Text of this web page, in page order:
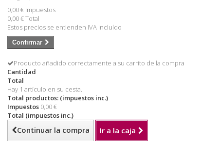
0,00 € Impuestos
0,00 €Total
Estos precios se entienden IVA incluído
Confirmar
Producto añadido correctamente a su carrito de la compra
Cantidad
Total
Hay 1 artículo en su cesta.
Total productos: (impuestos inc.)
Impuestos 0,00 €
Total (impuestos inc.)
Continuar la compra Ir a la caja